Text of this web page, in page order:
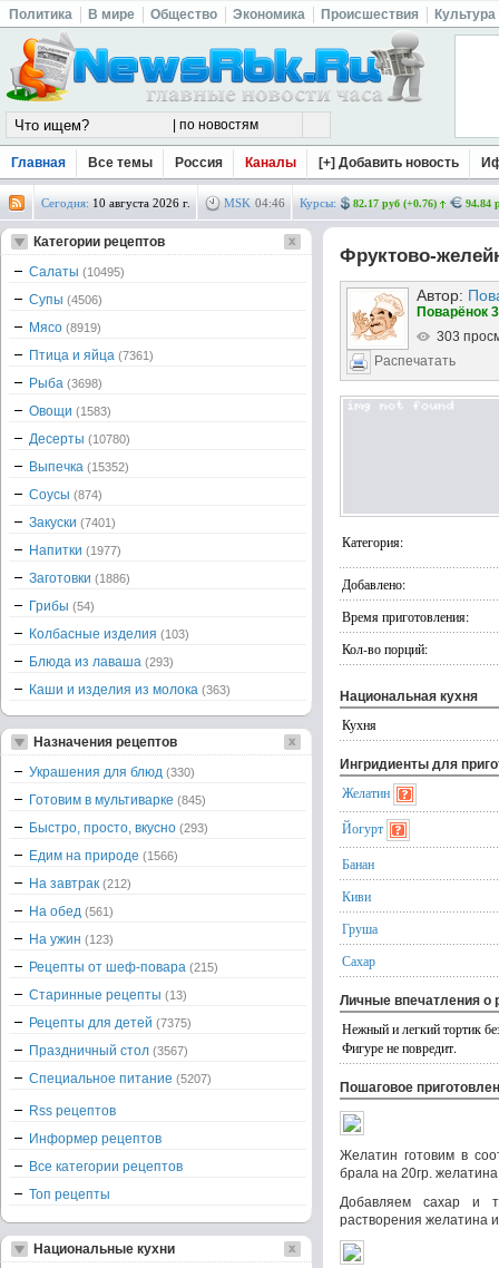
Политика В мире Общество Экономика Происшествия Культура
Главная Все темы Россия Каналы [+] Добавить новость
Сегодня: 10 августа 2026 г. MSK 04:46 Курсы: 82.17 руб (+0.76) 94.84
Фруктово-
Автор:
Поварёнок
303
Распечатать
Категория:
Добавлено:
Время приготовления:
Кол-во порций:
Национальная кухня
Кухня
Ингридиенты для
Желатин
Йогурт
Банан
Киви
Груша
Сахар
Личные впечатления о
Нежный и легкий тортик
Фигуре не повредит.
Пошаговое
Желатин готовим в
брала на 20гр.
Добавляем сахар и
растворения желатина
Категории рецептов
Салаты (10495)
Супы (4506)
Мясо (8919)
Птица и яйца (7361)
Рыба (3698)
Овощи (1583)
Десерты (10780)
Выпечка (15352)
Соусы (874)
Закуски (7401)
Напитки (1977)
Заготовки (1886)
Грибы (54)
Колбасные изделия (103)
Блюда из лаваша (293)
Каши и изделия из молока (363)
Назначения рецептов
Украшения для блюд (330)
Готовим в мультиварке (845)
Быстро, просто, вкусно (293)
Едим на природе (1566)
На завтрак (212)
На обед (561)
На ужин (123)
Рецепты от шеф-повара (215)
Старинные рецепты (13)
Рецепты для детей (7375)
Праздничный стол (3567)
Специальное питание (5207)
Rss рецептов
Информер рецептов
Все категории рецептов
Топ рецепты
Национальные кухни